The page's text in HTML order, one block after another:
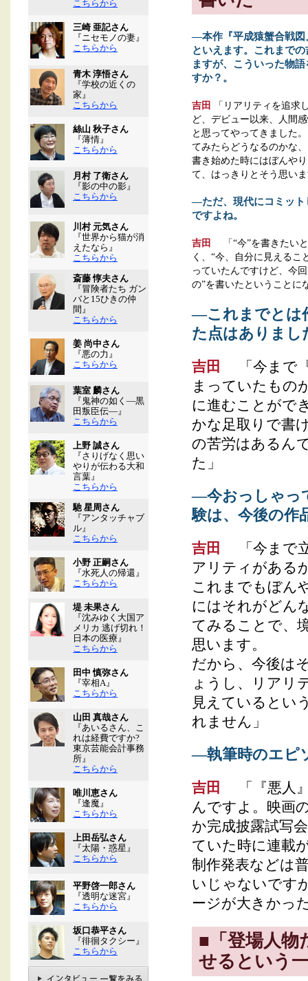
こちらから
三崎 亜記さん
『ニセモノの妻』
こちらから
青木 淳悟さん
『学校の近くの
家』
こちらから
絲山 秋子さん
『薄情』
こちらから
月村 了衛さん
『影の中の影』
こちらから
川村 元気さん
『世界から猫が消
えたなら』
こちらから
斎藤 惇夫さん
『冒険者たち ガン
バと15ひきの仲
間』
こちらから
姜 尚中さん
『悪の力』
こちらから
葉室 麟さん
『鬼神の如く―黒
田叛臣伝―』
こちらから
上野 誠さん
『さりげなく思い
やりが伝わる大和
言葉』
こちらから
馳 星周さん
『アンタッチャブ
ル』
こちらから
小野 正嗣さん
『水死人の帰還』
こちらから
堤 未果さん
『沈みゆく大国ア
メリカ 逃げ切れ！
日本の医療』
こちらから
田中 慎弥さん
『宰相A』
こちらから
山田 真哉さん
『あいるさん、こ
れは経費ですか?
東京芸能会計事務
所』
こちらから
唯川恵さん
『逢魔』
こちらから
上田岳弘さん
『太陽・惑星』
こちらから
平野啓一郎さん
『透明な迷宮』
こちらから
坂口恭平さん
『徘徊タクシー』
こちらから
―本作『平成猿蟹合戦図
といえます。これまで
ますが、こういった物
すか？。
吉田
「リアリティを追求
ど、デビュー以来、人間
と思ってやってきました
てみたらどうなるのかな
書き始めた時にはぼんや
て、はっきりとそう思い
―ただ、現代にコミット
ですよね。
吉田
「“今”を書きたい
く、“今、自分に見えるこ
っていたんですけど、今
の”を書いたということに
―これまでとは
た点はありまし
吉田
「今まで
まっていたもの
に進むことがで
かな足取りで書
の苦労はあるん
た」
―今おっしゃっ
験は、今後の作
吉田
「今まで
アリティがある
これまでもぼん
にはそれがどん
てみることで、
思います。
だから、今後は
ょうし、リアリ
見えているとい
れません」
―執筆時のエピ
吉田
「『悪人
んですよ。映画
か完成披露試写
ていた時に連載
制作発表などは
いじゃないです
ージが大きかっ
■「登場人物
せるという